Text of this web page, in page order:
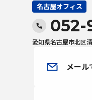
名古屋オフィス
愛知県名古屋市北区
メール